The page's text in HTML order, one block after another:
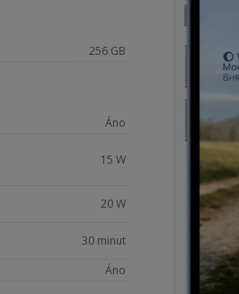
256 GB
Áno
15 W
20 W
30 minut
Áno